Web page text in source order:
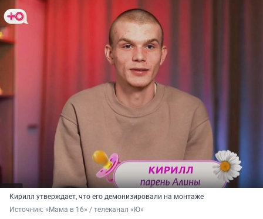
Кирилл утверждает, что его демонизировали на монтаже
Источник: «Мама в 16» / телеканал «Ю»